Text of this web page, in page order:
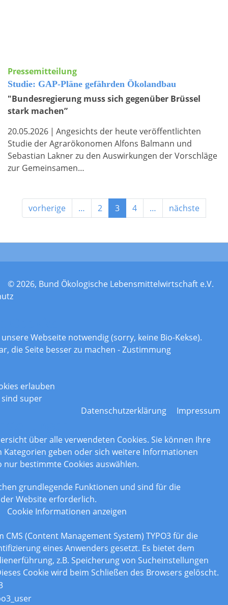
Pressemitteilung
Studie: GAP-Pläne gefährden Ökolandbau
"Bundesregierung muss sich gegenüber Brüssel
stark machen”
20.05.2026 | Angesichts der heute veröffentlichten
Studie der Agrarökonomen Alfons Balmann und
Sebastian Lakner zu den Auswirkungen der Vorschläge
zur Gemeinsamen…
vorherige … 2 3 4 … nächste
© 2026, Bund Ökologische Lebensmittelwirtschaft e.V.
Webseite notwendig (sorry, keine Bio-Kekse).
die Seite besser zu machen - Zustimmung
erlauben
super
Datenschutzerklärung
Impressum
über alle verwendeten Cookies. Sie können Ihre
Kategorien geben oder sich weitere Informationen
nur bestimmte Cookies auswählen.
grundlegende Funktionen und sind für die
Website erforderlich.
Cookie Informationen anzeigen
CMS (Content Management System) TYPO3 für die
eines Anwenders gesetzt. Es bietet dem
z.B. Speicherung von Sucheinstellungen
Cookie wird beim Schließen des Browsers gelöscht.